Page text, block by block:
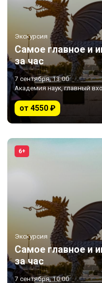
Экскурсия
Самое главное и
за час
7 сентября, 13:00
Академия наук, главный
от 4550 ₽
6+
Экскурсия
Самое главное и
за час
7 сентября, 10:00